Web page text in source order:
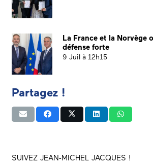
La France et la Norvège
défense forte
9 Juil à 12h15
Partagez !
SUIVEZ JEAN-MICHEL JACQUES !